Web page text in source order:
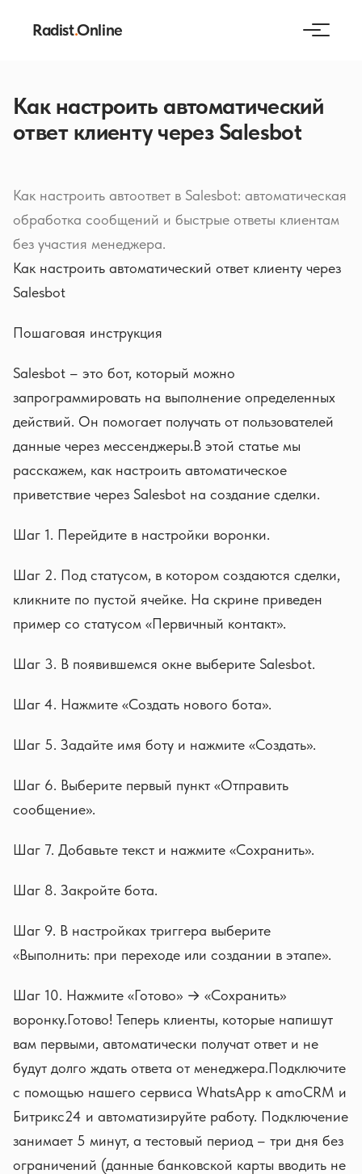
Radist.Online
Как настроить автоматический
ответ клиенту через Salesbot
Как настроить автоответ в Salesbot: автоматическая
обработка сообщений и быстрые ответы клиентам
без участия менеджера.
Как настроить автоматический ответ клиенту через
Salesbot
Пошаговая инструкция
Salesbot – это бот, который можно
запрограммировать на выполнение определенных
действий. Он помогает получать от пользователей
данные через мессенджеры.В этой статье мы
расскажем, как настроить автоматическое
приветствие через Salesbot на создание сделки.
Шаг 1. Перейдите в настройки воронки.
Шаг 2. Под статусом, в котором создаются сделки,
кликните по пустой ячейке. На скрине приведен
пример со статусом «Первичный контакт».
Шаг 3. В появившемся окне выберите Salesbot.
Шаг 4. Нажмите «Создать нового бота».
Шаг 5. Задайте имя боту и нажмите «Создать».
Шаг 6. Выберите первый пункт «Отправить
сообщение».
Шаг 7. Добавьте текст и нажмите «Сохранить».
Шаг 8. Закройте бота.
Шаг 9. В настройках триггера выберите
«Выполнить: при переходе или создании в этапе».
Шаг 10. Нажмите «Готово» → «Сохранить»
воронку.Готово! Теперь клиенты, которые напишут
вам первыми, автоматически получат ответ и не
будут долго ждать ответа от менеджера.Подключите
с помощью нашего сервиса WhatsApp к amoCRM и
Битрикс24 и автоматизируйте работу. Подключение
занимает 5 минут, а тестовый период – три дня без
ограничений (данные банковской карты вводить не